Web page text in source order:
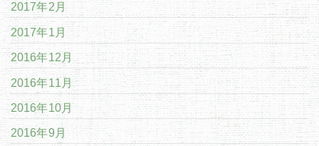
2017年2月
2017年1月
2016年12月
2016年11月
2016年10月
2016年9月